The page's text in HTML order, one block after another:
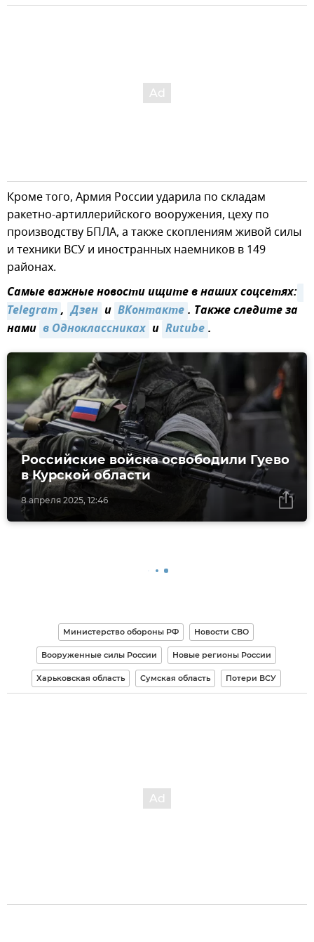
Кроме того, Армия России ударила по складам
ракетно-артиллерийского вооружения, цеху по
производству БПЛА, а также скоплениям живой силы
и техники ВСУ и иностранных наемников в 149
районах.
Самые важные новости ищите в наших соцсетях:
Telegram, Дзен и ВКонтакте. Также следите за
нами в Одноклассниках и Rutube.
8 апреля 2025, 12:46
Российские войска освободили Гуево
в Курской области
Министерство обороны РФ Новости СВО
Вооруженные силы России Новые регионы России
Харьковская область Сумская область Потери ВСУ